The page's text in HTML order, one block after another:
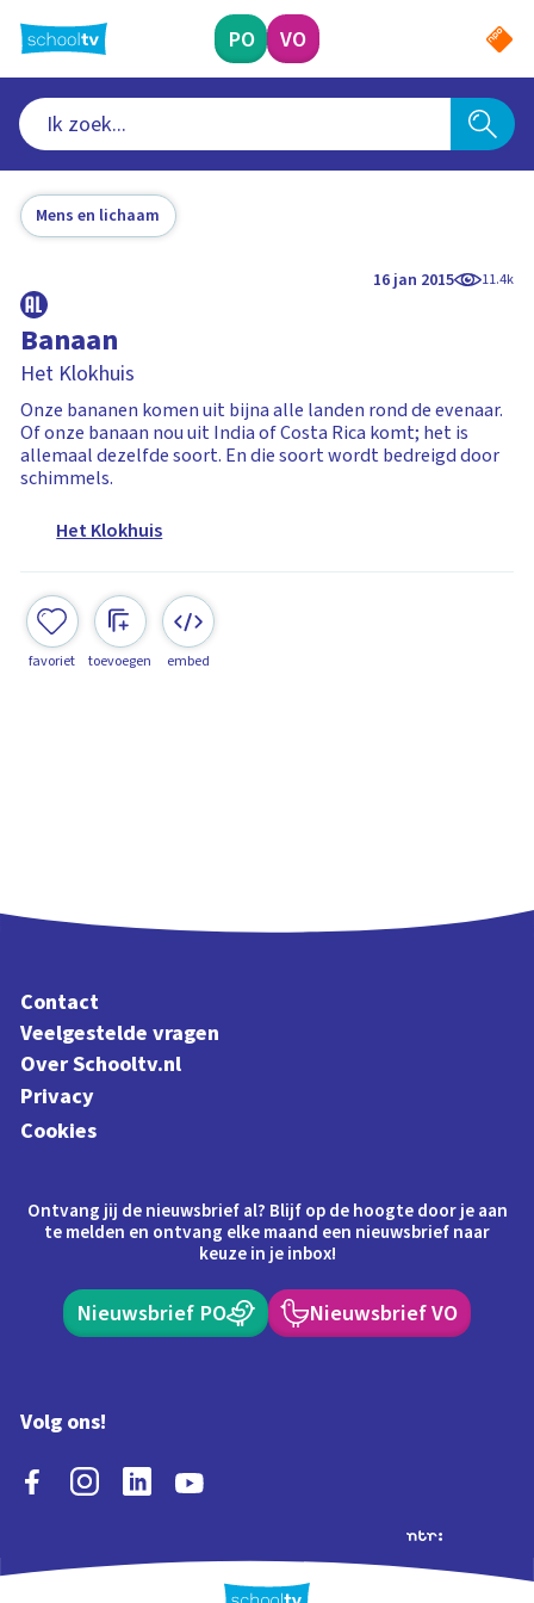
naar
hoofdinhoud
PO VO
Mens en lichaam
16 jan 2015 11.4k
Banaan
Het Klokhuis
Onze bananen komen uit bijna alle landen rond de evenaar.
Of onze banaan nou uit India of Costa Rica komt; het is
allemaal dezelfde soort. En die soort wordt bedreigd door
schimmels.
Het Klokhuis
favoriet toevoegen embed
Contact
Veelgestelde vragen
Over Schooltv.nl
Privacy
Cookies
Ontvang jij de nieuwsbrief al? Blijf op de hoogte door je aan
te melden en ontvang elke maand een nieuwsbrief naar
keuze in je inbox!
Nieuwsbrief PO Nieuwsbrief VO
Volg ons!